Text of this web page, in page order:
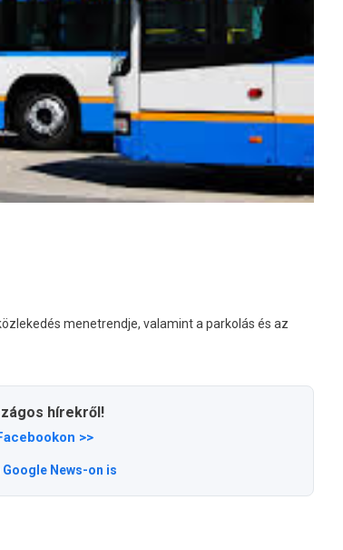
menetrendje, valamint a parkolás és az
hírekről!
>>
Google News-on is